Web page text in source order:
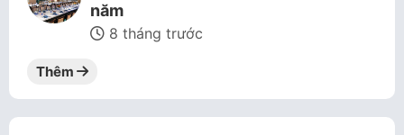
năm
8 tháng trước
Thêm